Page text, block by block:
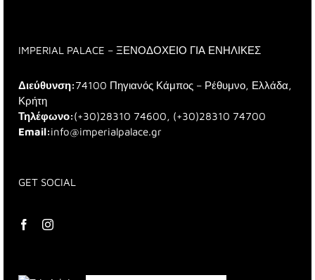
IMPERIAL PALACE – ΞΕΝΟΔΟΧΕΙΟ ΓΙΑ ΕΝΗΛΙΚΕΣ
Διεύθυνση:74100 Πηγιανός Κάμπος – Ρέθυμνο, Ελλάδα,
Κρήτη
Τηλέφωνο:(+30)28310 74600, (+30)28310 74700
Email:info@imperialpalace.gr
GET SOCIAL